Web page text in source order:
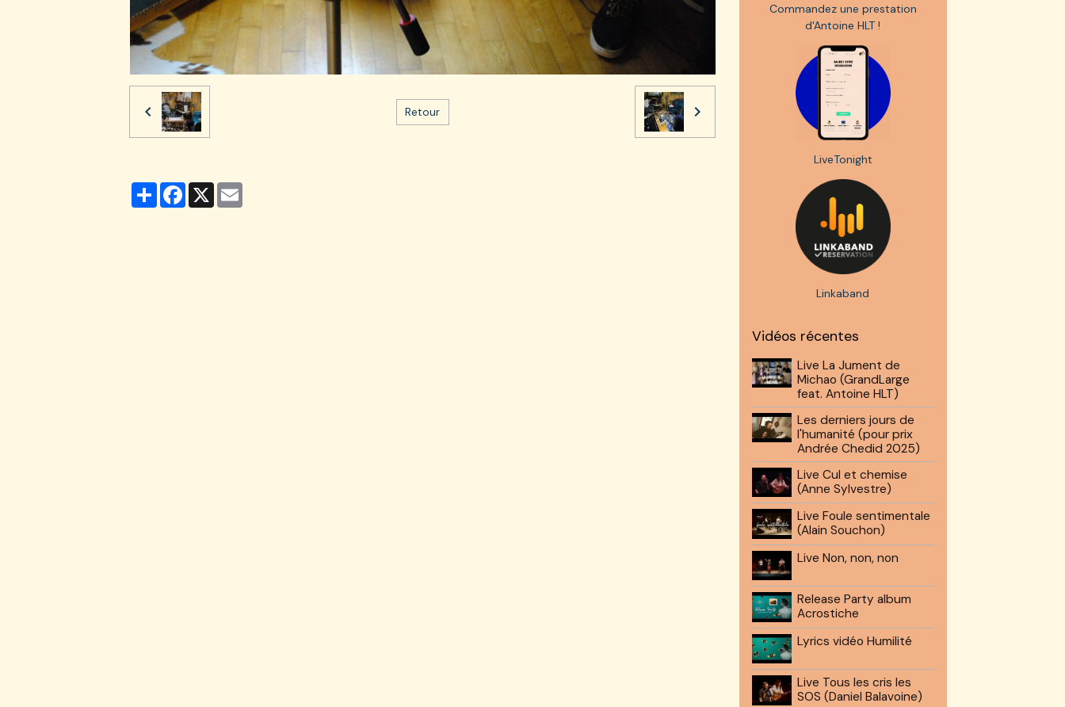
Retour
PartagerFacebook
X
Commandez une prestation
d'Antoine HLT !
LiveTonight
Linkaband
Vidéos récentes
Live La Jument de
Michao (GrandLarge
feat. Antoine HLT)
Les derniers jours de
l'humanité (pour prix
Andrée Chedid 2025)
Live Cul et chemise
(Anne Sylvestre)
Live Foule sentimentale
(Alain Souchon)
Live Non, non, non
Release Party album
Acrostiche
Lyrics vidéo Humilité
Live Tous les cris les
SOS (Daniel Balavoine)